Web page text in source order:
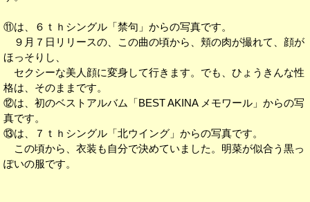
⑪は、６ｔｈシングル「禁句」からの写真です。
９月７日リリースの、この曲の頃から、頬の肉が撮れて、顔が
ほっそりし、
セクシーな美人顔に変身して行きます。でも、ひょうきんな性
格は、そのままです。
⑫は、初のベストアルバム「BEST AKINA メモワール」からの写
真です。
⑬は、７ｔｈシングル「北ウイング」からの写真です。
この頃から、衣装も自分で決めていました。明菜が似合う黒っ
ぽいの服です。